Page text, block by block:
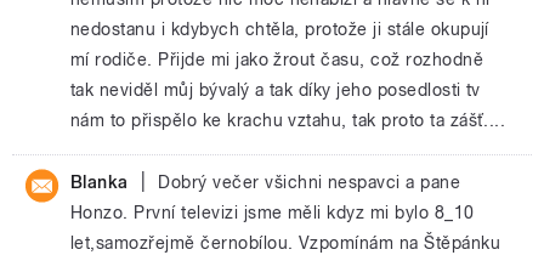
nedostanu i kdybych chtěla, protože ji stále okupují
mí rodiče. Přijde mi jako žrout času, což rozhodně
tak neviděl můj bývalý a tak díky jeho posedlosti tv
nám to přispělo ke krachu vztahu, tak proto ta zášť....
Blanka
Dobrý večer všichni nespavci a pane
Honzo. První televizi jsme měli kdyz mi bylo 8_10
let,samozřejmě černobílou. Vzpomínám na Štěpánku